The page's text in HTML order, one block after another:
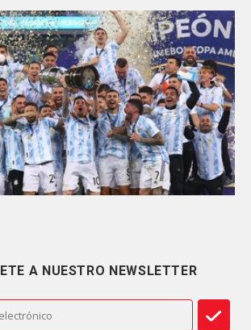
A NUESTRO NEWSLETTER